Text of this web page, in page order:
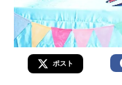
ポスト